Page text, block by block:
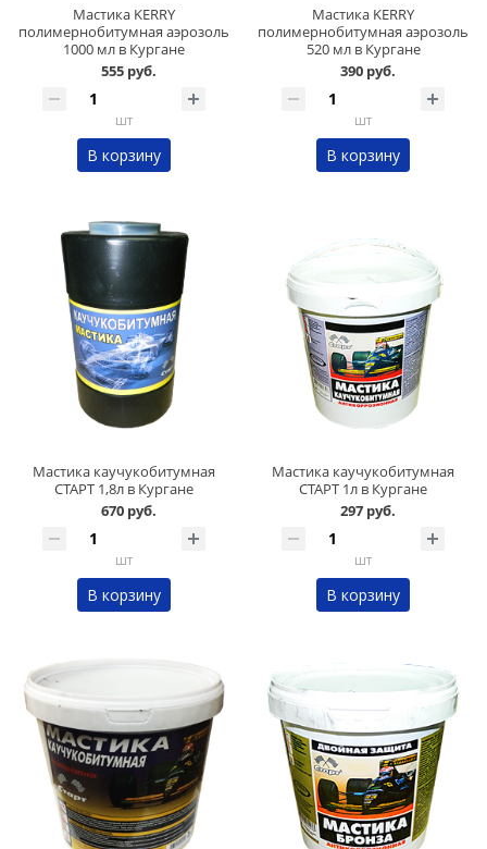
Мастика KERRY
полимернобитумная аэрозоль
1000 мл в Кургане
555 руб.
шт
В корзину
Мастика KERRY
полимернобитумная аэрозоль
520 мл в Кургане
390 руб.
шт
В корзину
Мастика каучукобитумная
СТАРТ 1,8л в Кургане
670 руб.
шт
В корзину
Мастика каучукобитумная
СТАРТ 1л в Кургане
297 руб.
шт
В корзину